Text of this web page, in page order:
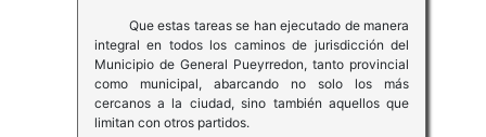
Que estas tareas se han ejecutado de manera
integral en todos los caminos de jurisdicción del
Municipio de General Pueyrredon, tanto provincial
como municipal, abarcando no solo los más
cercanos a la ciudad, sino también aquellos que
limitan con otros partidos.